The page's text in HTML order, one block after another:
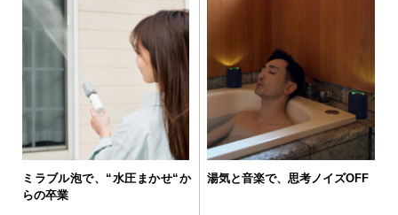
ミラブル泡で、“水圧まかせ“か
らの卒業
湯気と音楽で、思考ノイズOFF